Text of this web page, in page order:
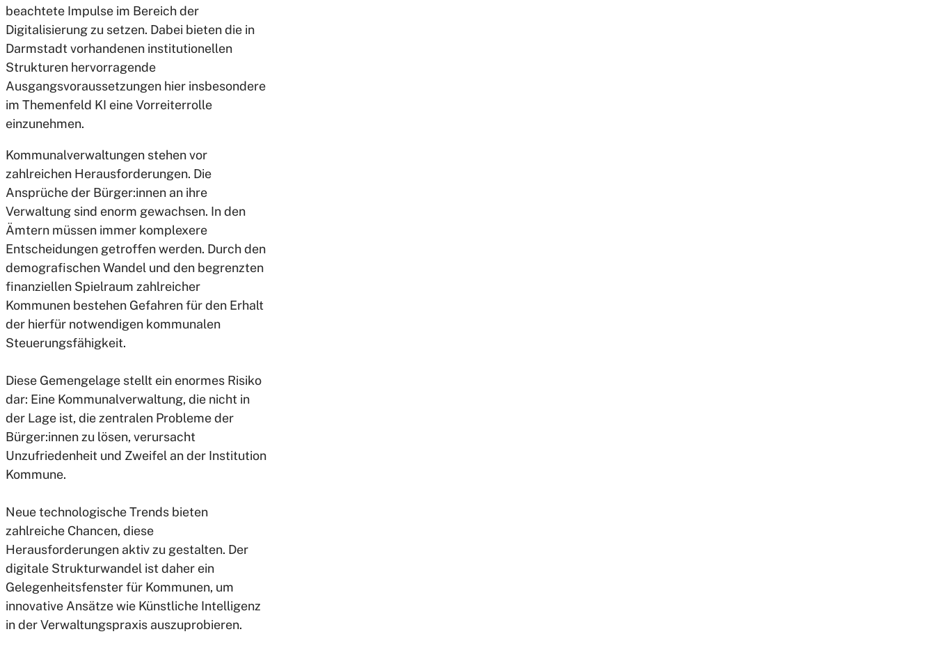
beachtete Impulse im Bereich der
Digitalisierung zu setzen. Dabei bieten die in
Darmstadt vorhandenen institutionellen
Strukturen hervorragende
Ausgangsvoraussetzungen hier insbesondere
im Themenfeld KI eine Vorreiterrolle
einzunehmen.
Kommunalverwaltungen stehen vor
zahlreichen Herausforderungen. Die
Ansprüche der Bürger:innen an ihre
Verwaltung sind enorm gewachsen. In den
Ämtern müssen immer komplexere
Entscheidungen getroffen werden. Durch den
demografischen Wandel und den begrenzten
finanziellen Spielraum zahlreicher
Kommunen bestehen Gefahren für den Erhalt
der hierfür notwendigen kommunalen
Steuerungsfähigkeit.
Diese Gemengelage stellt ein enormes Risiko
dar: Eine Kommunalverwaltung, die nicht in
der Lage ist, die zentralen Probleme der
Bürger:innen zu lösen, verursacht
Unzufriedenheit und Zweifel an der Institution
Kommune.
Neue technologische Trends bieten
zahlreiche Chancen, diese
Herausforderungen aktiv zu gestalten. Der
digitale Strukturwandel ist daher ein
Gelegenheitsfenster für Kommunen, um
innovative Ansätze wie Künstliche Intelligenz
in der Verwaltungspraxis auszuprobieren.